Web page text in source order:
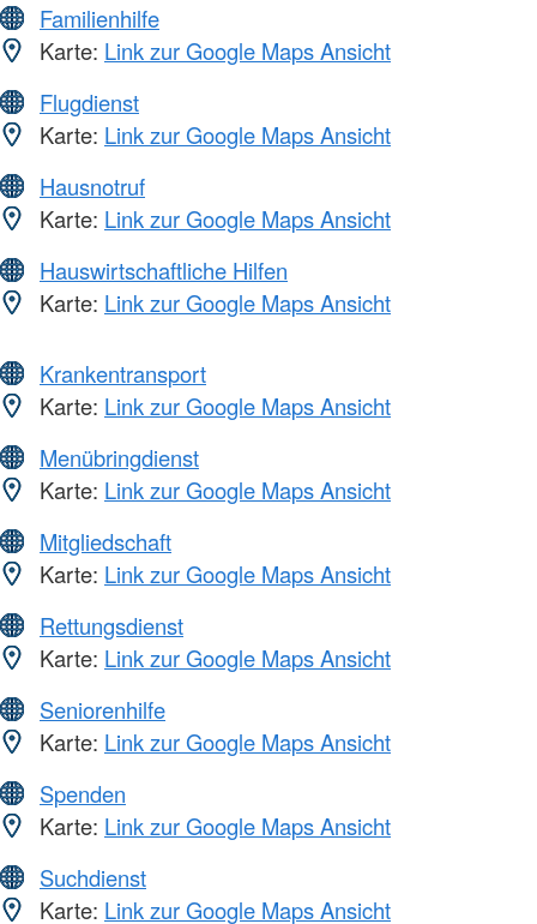
Familienhilfe
Karte: Link zur Google Maps Ansicht
Flugdienst
Karte: Link zur Google Maps Ansicht
Hausnotruf
Karte: Link zur Google Maps Ansicht
Hauswirtschaftliche Hilfen
Karte: Link zur Google Maps Ansicht
Krankentransport
Karte: Link zur Google Maps Ansicht
Menübringdienst
Karte: Link zur Google Maps Ansicht
Mitgliedschaft
Karte: Link zur Google Maps Ansicht
Rettungsdienst
Karte: Link zur Google Maps Ansicht
Seniorenhilfe
Karte: Link zur Google Maps Ansicht
Spenden
Karte: Link zur Google Maps Ansicht
Suchdienst
Karte: Link zur Google Maps Ansicht